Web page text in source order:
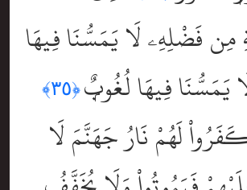
مِن فَضْلِهِۦ لَا يَمَسُّنَا فِيهَا
فِيهَا لُغُوبٌۭ ﴿٣٥﴾
لَهُمْ نَارُ جَهَنَّمَ لَا